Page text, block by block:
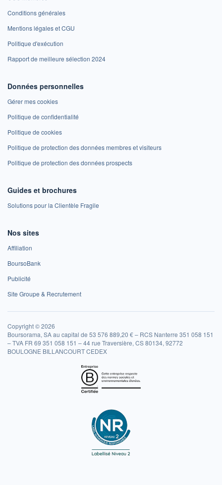
Conditions générales
Mentions légales et CGU
Politique d'exécution
Rapport de meilleure sélection 2024
Données personnelles
Gérer mes cookies
Politique de confidentialité
Politique de cookies
Politique de protection des données membres et visiteurs
Politique de protection des données prospects
Guides et brochures
Solutions pour la Clientèle Fragile
Nos sites
Affiliation
BoursoBank
Publicité
Site Groupe & Recrutement
Copyright © 2026
Boursorama, SA au capital de 53 576 889,20 € – RCS Nanterre 351 058 151
– TVA FR 69 351 058 151 – 44 rue Traversière, CS 80134, 92772
BOULOGNE BILLANCOURT CEDEX